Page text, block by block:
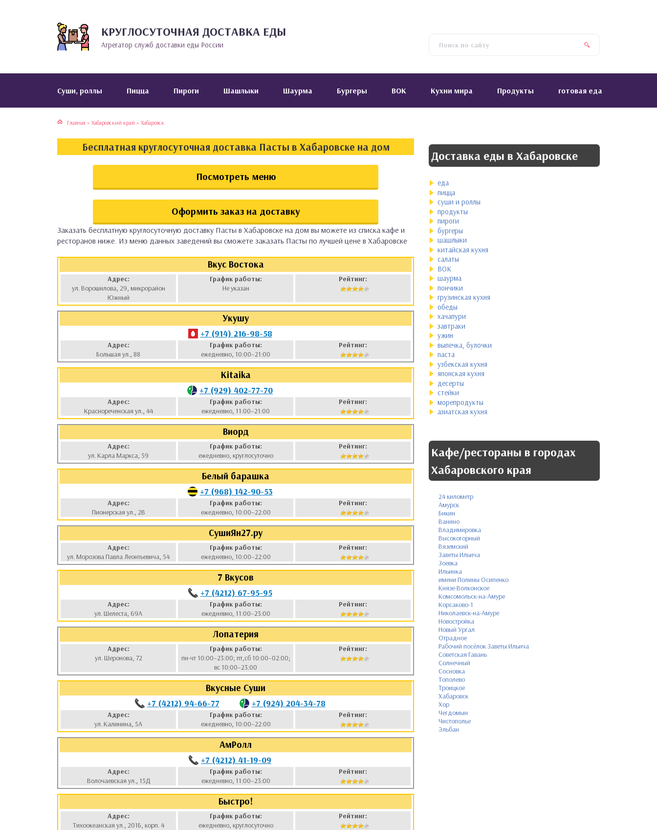
КРУГЛОСУТОЧНАЯ ДОСТАВКА ЕДЫ
Агрегатор служб доставки еды России
Cуши, роллы Пицца Пироги Шашлыки Шаурма Бургеры ВОК Кухни мира Продукты готовая еда
Главная » Хабаровский край » Хабаровск
Бесплатная круглосуточная доставка Пасты в Хабаровске на дом
Посмотреть меню
Оформить заказ на доставку
Заказать бесплатную круглосуточную доставку Пасты в Хабаровске на дом вы можете из списка кафе и
ресторанов ниже. Из меню данных заведений вы сможете заказать Пасты по лучшей цене в Хабаровске
Вкус Востока
Адрес:
ул. Ворошилова, 29, микрорайон
Южный
График работы:
Не указан
Рейтинг:
Укушу
+7 (914) 216-98-58
Адрес:
Большая ул., 88
График работы:
ежедневно, 10:00–21:00
Рейтинг:
Kitaika
+7 (929) 402-77-70
Адрес:
Краснореченская ул., 44
График работы:
ежедневно, 11:00–21:00
Рейтинг:
Виорд
Адрес:
ул. Карла Маркса, 59
График работы:
ежедневно, круглосуточно
Рейтинг:
Белый барашка
+7 (968) 142-90-53
Адрес:
Пионерская ул., 2В
График работы:
ежедневно, 10:00–22:00
Рейтинг:
СушиЯн27.ру
Адрес:
ул. Морозова Павла Леонтьевича, 54
График работы:
ежедневно, 10:00–22:00
Рейтинг:
7 Вкусов
+7 (4212) 67-95-95
Адрес:
ул. Шелеста, 69А
График работы:
ежедневно, 11:00–23:00
Рейтинг:
Лопатерия
Адрес:
ул. Шеронова, 72
График работы:
пн-чт 10:00–23:00; пт,сб 10:00–02:00;
вс 10:00–23:00
Рейтинг:
Вкусные Суши
+7 (4212) 94-66-77 +7 (924) 204-34-78
Адрес:
ул. Калинина, 5А
График работы:
ежедневно, 10:00–22:00
Рейтинг:
АмРолл
+7 (4212) 41-19-09
Адрес:
Волочаевская ул., 15Д
График работы:
ежедневно, 11:00–23:00
Рейтинг:
Быстро!
Адрес:
Тихоокеанская ул., 201Б, корп. 4
График работы:
ежедневно, круглосуточно
Рейтинг:
Доставка еды в Хабаровске
еда
пицца
суши и роллы
продукты
пироги
бургеры
шашлыки
китайская кухня
салаты
ВОК
шаурма
пончики
грузинская кухня
обеды
хачапури
завтраки
ужин
выпечка, булочки
паста
узбекская кухня
японская кухня
десерты
стейки
морепродукты
азиатская кухня
Кафе/рестораны в городах
Хабаровского края
24 километр
Амурск
Бикин
Ванино
Владимировка
Высокогорный
Вяземский
Заветы Ильича
Зоевка
Ильинка
имени Полины Осипенко
Князе-Волконское
Комсомольск-на-Амуре
Корсаково-1
Николаевск-на-Амуре
Новостройка
Новый Ургал
Отрадное
Рабочий посёлок Заветы Ильича
Советская Гавань
Солнечный
Сосновка
Тополево
Троицкое
Хабаровск
Хор
Чегдомын
Чистополье
Эльбан
кухня